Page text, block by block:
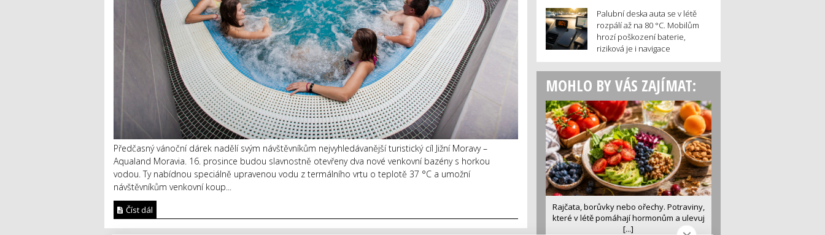
Předčasný vánoční dárek nadělí svým návštěvníkům nejvyhledávanější turistický cíl Jižní Moravy –
Aqualand Moravia. 16. prosince budou slavnostně otevřeny dva nové venkovní bazény s horkou
vodou. Ty nabídnou speciálně upravenou vodu z termálního vrtu o teplotě 37 °C a umožní
návštěvníkům venkovní koup...
Číst dál
Palubní deska auta se v létě
rozpálí až na 80 °C. Mobilům
hrozí poškození baterie,
riziková je i navigace
MOHLO BY VÁS ZAJÍMAT:
Rajčata, borůvky nebo ořechy. Potraviny,
které v létě pomáhají hormonům a ulevuj
[...]